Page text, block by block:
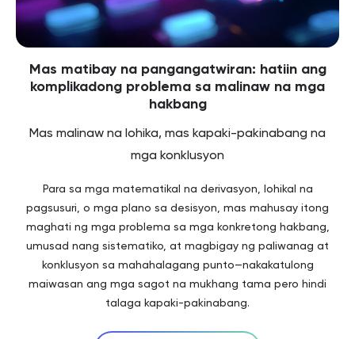
Mas matibay na pangangatwiran: hatiin ang
komplikadong problema sa malinaw na mga
hakbang
Mas malinaw na lohika, mas kapaki-pakinabang na
mga konklusyon
Para sa mga matematikal na derivasyon, lohikal na
pagsusuri, o mga plano sa desisyon, mas mahusay itong
maghati ng mga problema sa mga konkretong hakbang,
umusad nang sistematiko, at magbigay ng paliwanag at
konklusyon sa mahahalagang punto—nakakatulong
maiwasan ang mga sagot na mukhang tama pero hindi
talaga kapaki-pakinabang.